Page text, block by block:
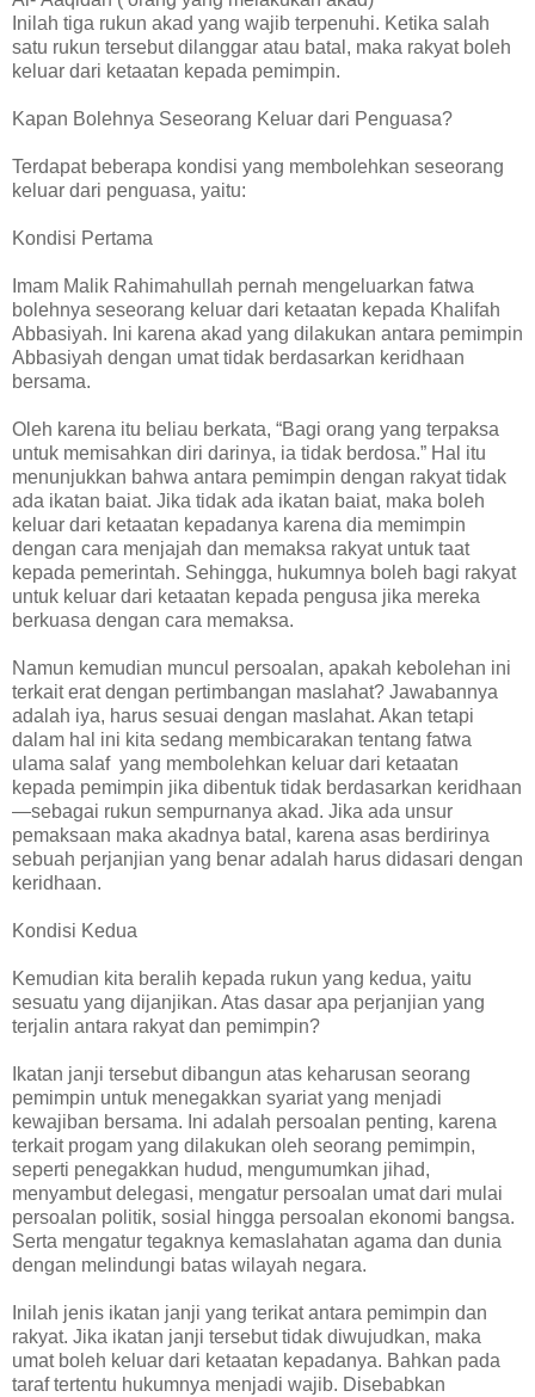
Inilah tiga rukun akad yang wajib terpenuhi. Ketika salah
satu rukun tersebut dilanggar atau batal, maka rakyat boleh
keluar dari ketaatan kepada pemimpin.
Kapan Bolehnya Seseorang Keluar dari Penguasa?
Terdapat beberapa kondisi yang membolehkan seseorang
keluar dari penguasa, yaitu:
Kondisi Pertama
Imam Malik Rahimahullah pernah mengeluarkan fatwa
bolehnya seseorang keluar dari ketaatan kepada Khalifah
Abbasiyah. Ini karena akad yang dilakukan antara pemimpin
Abbasiyah dengan umat tidak berdasarkan keridhaan
bersama.
Oleh karena itu beliau berkata, “Bagi orang yang terpaksa
untuk memisahkan diri darinya, ia tidak berdosa.” Hal itu
menunjukkan bahwa antara pemimpin dengan rakyat tidak
ada ikatan baiat. Jika tidak ada ikatan baiat, maka boleh
keluar dari ketaatan kepadanya karena dia memimpin
dengan cara menjajah dan memaksa rakyat untuk taat
kepada pemerintah. Sehingga, hukumnya boleh bagi rakyat
untuk keluar dari ketaatan kepada pengusa jika mereka
berkuasa dengan cara memaksa.
Namun kemudian muncul persoalan, apakah kebolehan ini
terkait erat dengan pertimbangan maslahat? Jawabannya
adalah iya, harus sesuai dengan maslahat. Akan tetapi
dalam hal ini kita sedang membicarakan tentang fatwa
ulama salaf yang membolehkan keluar dari ketaatan
kepada pemimpin jika dibentuk tidak berdasarkan keridhaan
—sebagai rukun sempurnanya akad. Jika ada unsur
pemaksaan maka akadnya batal, karena asas berdirinya
sebuah perjanjian yang benar adalah harus didasari dengan
keridhaan.
Kondisi Kedua
Kemudian kita beralih kepada rukun yang kedua, yaitu
sesuatu yang dijanjikan. Atas dasar apa perjanjian yang
terjalin antara rakyat dan pemimpin?
Ikatan janji tersebut dibangun atas keharusan seorang
pemimpin untuk menegakkan syariat yang menjadi
kewajiban bersama. Ini adalah persoalan penting, karena
terkait progam yang dilakukan oleh seorang pemimpin,
seperti penegakkan hudud, mengumumkan jihad,
menyambut delegasi, mengatur persoalan umat dari mulai
persoalan politik, sosial hingga persoalan ekonomi bangsa.
Serta mengatur tegaknya kemaslahatan agama dan dunia
dengan melindungi batas wilayah negara.
Inilah jenis ikatan janji yang terikat antara pemimpin dan
rakyat. Jika ikatan janji tersebut tidak diwujudkan, maka
umat boleh keluar dari ketaatan kepadanya. Bahkan pada
taraf tertentu hukumnya menjadi wajib. Disebabkan